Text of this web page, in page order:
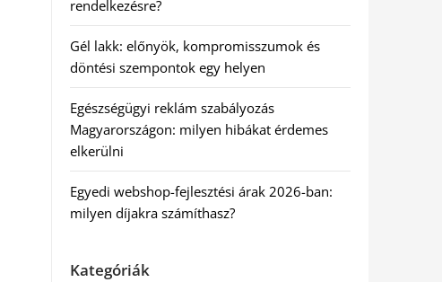
rendelkezésre?
Gél lakk: előnyök, kompromisszumok és
döntési szempontok egy helyen
Egészségügyi reklám szabályozás
Magyarországon: milyen hibákat érdemes
elkerülni
Egyedi webshop-fejlesztési árak 2026-ban:
milyen díjakra számíthasz?
Kategóriák